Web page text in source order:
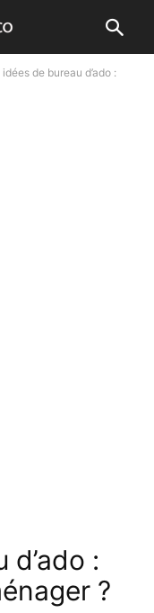
idées de bureau d’ado :
:
?